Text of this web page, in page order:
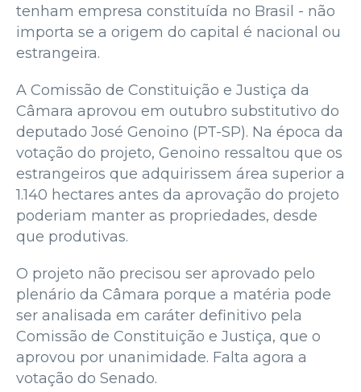
tenham empresa constituída no Brasil - não
importa se a origem do capital é nacional ou
estrangeira.
A Comissão de Constituição e Justiça da
Câmara aprovou em outubro substitutivo do
deputado José Genoino (PT-SP). Na época da
votação do projeto, Genoino ressaltou que os
estrangeiros que adquirissem área superior a
1.140 hectares antes da aprovação do projeto
poderiam manter as propriedades, desde
que produtivas.
O projeto não precisou ser aprovado pelo
plenário da Câmara porque a matéria pode
ser analisada em caráter definitivo pela
Comissão de Constituição e Justiça, que o
aprovou por unanimidade. Falta agora a
votação do Senado.